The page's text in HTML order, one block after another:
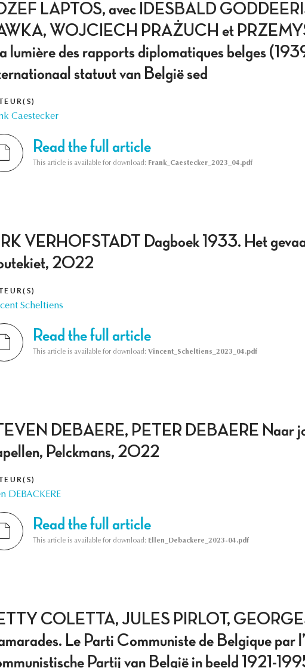
LAPTOS, avec IDESBALD
WOJCIECH PRAŻUCH et
lumière des rapports diplomatiques belges
statuut van België sed
Caestecker
Read the full article
This article is available for download: Frank_Caestecker_2023_04.pdf
VERHOFSTADT Dagboek 1933. Het
2022
Scheltiens
Read the full article
This article is available for download: Vincent_Scheltiens_2023_04.pdf
DEBAERE, PETER DEBAERE Naar
Pelckmans, 2022
DEBACKERE
Read the full article
This article is available for download: Ellen_Debackere_2023-04.pdf
COLETTA, JULES PIRLOT,
Le Parti Communiste de Belgique par
Partij van België in beeld 1921-